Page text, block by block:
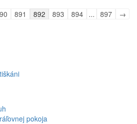
891 892 893 894 ... 897
→
pokoja